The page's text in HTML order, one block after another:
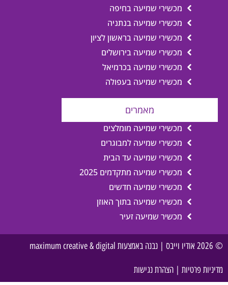
מכשירי שמיעה בחיפה
מכשירי שמיעה בנתניה
מכשירי שמיעה בראשון לציון
מכשירי שמיעה בירושלים
מכשירי שמיעה בכרמיאל
מכשירי שמיעה בעפולה
מאמרים
מכשירי שמיעה מומלצים
מכשירי שמיעה למבוגרים
מכשירי שמיעה עד הבית
מכשירי שמיעה מתקדמים 2025
מכשירי שמיעה חדשים
מכשירי שמיעה בתוך האוזן
מכשיר שמיעה זעיר
© 2026 אודיו וייבס | נבנה באמצעות maximum creative & digital
מדיניות פרטיות | הצהרת נגישות